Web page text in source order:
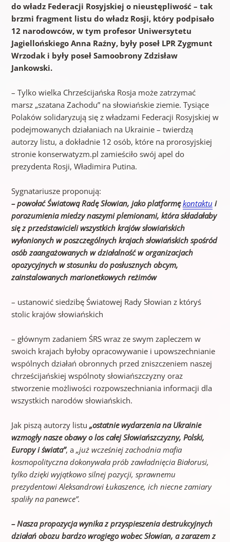
do władz Federacji Rosyjskiej o nieustępliwość – tak
brzmi fragment listu do władz Rosji, który podpisało
12 narodowców, w tym profesor Uniwersytetu
Jagiellońskiego Anna Raźny, były poseł LPR Zygmunt
Wrzodak i były poseł Samoobrony Zdzisław
Jankowski.
– Tylko wielka Chrześcijańska Rosja może zatrzymać
marsz „szatana Zachodu” na słowiańskie ziemie. Tysiące
Polaków solidaryzują się z władzami Federacji Rosyjskiej w
podejmowanych działaniach na Ukrainie – twierdzą
autorzy listu, a dokładnie 12 osób, które na prorosyjskiej
stronie konserwatyzm.pl zamieściło swój apel do
prezydenta Rosji, Władimira Putina.
Sygnatariusze proponują:
– powołać Światową Radę Słowian, jakoplatformękontaktu i
porozumienia miedzy naszymi plemionami, która składałaby
się z przedstawicieli wszystkich krajów słowiańskich
wyłonionych w poszczególnych krajach słowiańskich spośród
osób zaangażowanych w działalność w organizacjach
opozycyjnych w stosunku do posłusznych obcym,
zainstalowanych marionetkowych reżimów
– ustanowić siedzibę Światowej Rady Słowian z któryś
stolic krajów słowiańskich
– głównym zadaniem ŚRS wraz ze swym zapleczem w
swoich krajach byłoby opracowywanie i upowszechnianie
wspólnych działań obronnych przed zniszczeniem naszej
chrześcijańskiej wspólnoty słowiańszczyzny oraz
stworzenie możliwości rozpowszechniania informacji dla
wszystkich narodów słowiańskich.
Jak piszą autorzy listu „ostatnie wydarzenia na Ukrainie
wzmogły nasze obawy o los całej Słowiańszczyzny, Polski,
Europy i świata”, a „już wcześniej zachodnia mafia
kosmopolityczna dokonywała prób zawładnięcia Białorusi,
tylko dzięki wyjątkowo silnej pozycji, sprawnemu
prezydentowi Aleksandrowi Łukaszence, ich niecne zamiary
spaliły na panewce”.
– Nasza propozycja wynika z przyspieszenia destrukcyjnych
działań obozu bardzo wrogiego wobec Słowian, a zarazem z